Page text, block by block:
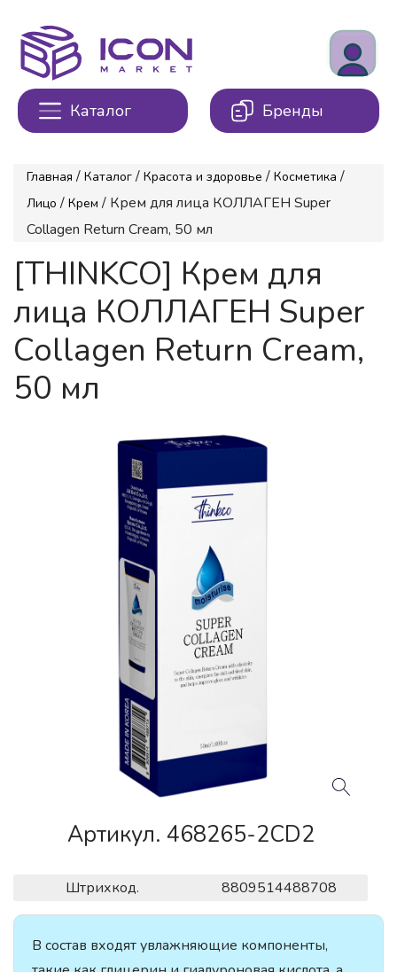
Каталог Бренды
Главная / Каталог / Красота и здоровье / Косметика /
Лицо / Крем / Крем для лица КОЛЛАГЕН Super
Collagen Return Cream, 50 мл
[THINKCO] Крем для
лица КОЛЛАГЕН Super
Collagen Return Cream,
50 мл
Артикул. 468265-2CD2
Штрихкод. 8809514488708
В состав входят увлажняющие компоненты,